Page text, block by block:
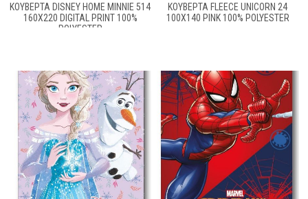
ΚΟΥΒΈΡΤΑ DISNEY HOME MINNIE 514
160X220 DIGITAL PRINT 100%
POLYESTER
ΚΟΥΒΈΡΤΑ FLEECE UNICORN 24
100X140 PINK 100% POLYESTER